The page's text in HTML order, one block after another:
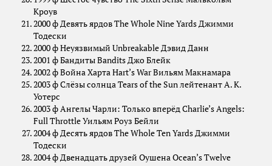
Кроув
2000 ф Девять ярдов The Whole Nine Yards Джимми
Тодески
2000 ф Неуязвимый Unbreakable Дэвид Данн
2001 ф Бандиты Bandits Джо Блейк
2002 ф Война Харта Hart’s War Вильям Макнамара
2003 ф Слёзы солнца Tears of the Sun лейтенант А. К.
Уотерс
2003 ф Ангелы Чарли: Только вперёд Charlie’s Angels:
Full Throttle Уильям Роуз Бейли
2004 ф Десять ярдов The Whole Ten Yards Джимми
Тодески
2004 ф Двенадцать друзей Оушена Ocean’s Twelve